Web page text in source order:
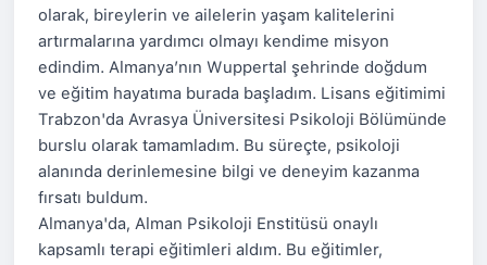
olarak, bireylerin ve ailelerin yaşam kalitelerini
artırmalarına yardımcı olmayı kendime misyon
edindim. Almanya’nın Wuppertal şehrinde doğdum
ve eğitim hayatıma burada başladım. Lisans eğitimimi
Trabzon'da Avrasya Üniversitesi Psikoloji Bölümünde
burslu olarak tamamladım. Bu süreçte, psikoloji
alanında derinlemesine bilgi ve deneyim kazanma
fırsatı buldum.
Almanya'da, Alman Psikoloji Enstitüsü onaylı
kapsamlı terapi eğitimleri aldım. Bu eğitimler,